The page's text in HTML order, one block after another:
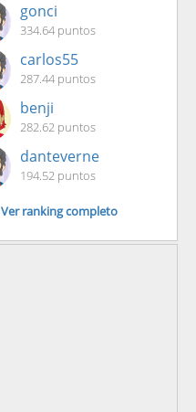
gonci
334.64 puntos
carlos55
287.44 puntos
benji
282.62 puntos
danteverne
194.52 puntos
Ver ranking completo